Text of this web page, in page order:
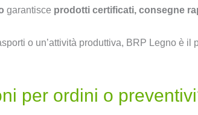
garantisce prodotti certificati, consegne
o un’attività produttiva, BRP Legno è il
per ordini o